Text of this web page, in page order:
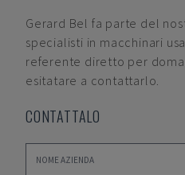
Gerard Bel fa parte del
specialisti in macchinari
referente diretto per
esitatare a contattarlo.
CONTATTALO